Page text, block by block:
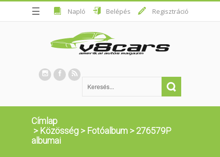
☰ Napló Belépés Regisztráció
Címlap
> Közösség > Fotóalbum >276579P
albumai